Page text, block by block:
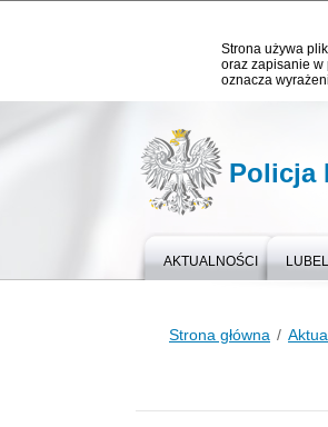
Strona używa
oraz zapisanie w
oznacza
Policja
AKTUALNOŚCI
Strona główna